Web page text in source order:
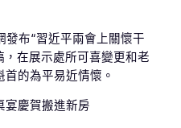
發布“習近平兩會上關懷干
，在展示處所可喜變更和老
的為平易近情懷。
慶賀搬進新房